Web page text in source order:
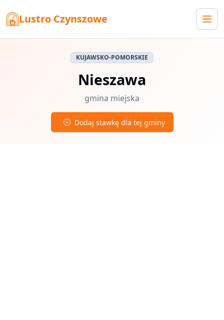
Lustro Czynszowe
KUJAWSKO-POMORSKIE
Nieszawa
gmina miejska
Dodaj stawkę dla tej gminy